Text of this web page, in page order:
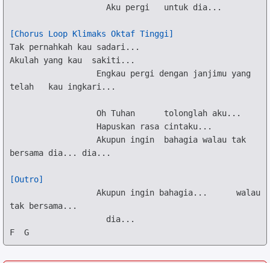
Aku pergi
untuk dia...
[Chorus Loop Klimaks Oktaf Tinggi]
Tak pernahkah kau sadari...
Akulah yang kau
sakiti...
Engkau pergi dengan janjimu yang
telah
kau ingkari...
Oh Tuhan
tolonglah aku...
Hapuskan rasa cintaku...
Akupun ingin
bahagia walau tak
bersama dia...
dia...
[Outro]
Akupun ingin bahagia...
walau
tak bersama...
dia...
F
G